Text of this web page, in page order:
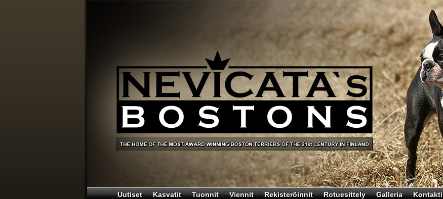
Uutiset Kasvatit Tuonnit Viennit Rekisteröinnit Rotuesittely Galleria Kontakti